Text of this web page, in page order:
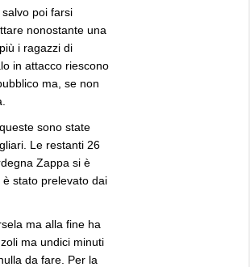
poi farsi
nonostante una
i ragazzi di
in attacco riescono
ma, se non
queste sono state
Le restanti 26
Zappa si è
stato prelevato dai
ma alla fine ha
ma undici minuti
da fare. Per la